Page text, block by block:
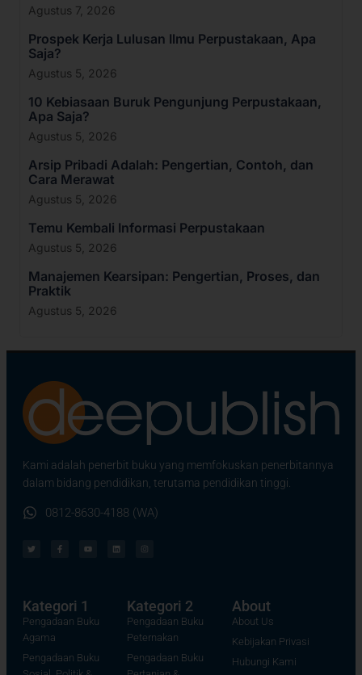
Agustus 7, 2026
Prospek Kerja Lulusan Ilmu Perpustakaan, Apa
Saja?
Agustus 5, 2026
10 Kebiasaan Buruk Pengunjung Perpustakaan,
Apa Saja?
Agustus 5, 2026
Arsip Pribadi Adalah: Pengertian, Contoh, dan
Cara Merawat
Agustus 5, 2026
Temu Kembali Informasi Perpustakaan
Agustus 5, 2026
Manajemen Kearsipan: Pengertian, Proses, dan
Praktik
Agustus 5, 2026
Kami adalah penerbit buku yang memfokuskan penerbitannya
dalam bidang pendidikan, terutama pendidikan tinggi.
0812-8630-4188 (WA)
Kategori 1
Pengadaan Buku
Agama
Pengadaan Buku
Kategori 2
Pengadaan Buku
Peternakan
Pengadaan Buku
About
About Us
Kebijakan Privasi
Hubungi Kami